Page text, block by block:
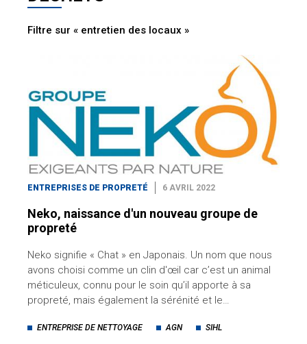
Filtre sur « entretien des locaux »
ENTREPRISES DE PROPRETÉ 6 AVRIL 2022
Neko, naissance d'un nouveau groupe de
propreté
Neko signifie « Chat » en Japonais. Un nom que nous
avons choisi comme un clin d'œil car c’est un animal
méticuleux, connu pour le soin qu’il apporte à sa
propreté, mais également la sérénité et le…
ENTREPRISE DE NETTOYAGE AGN SIHL